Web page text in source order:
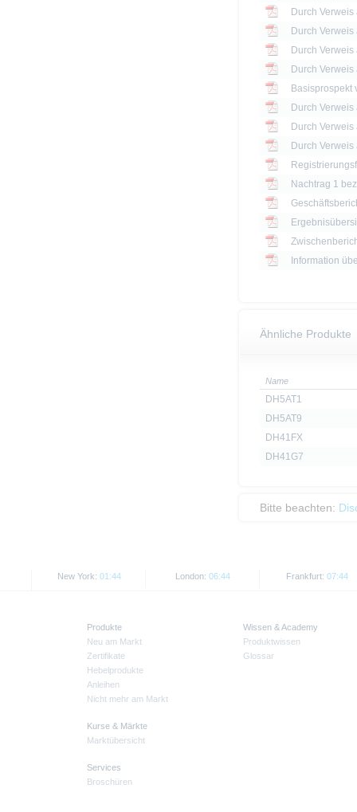
Basisprospekt
Nachtrag 1
Information
Ähnliche Produkte
Name
DH5AT1
DH5AT9
DH41FX
DH41G7
Bitte beachten:
New York: 01:44 London: 06:44 Frankfurt: 07:44
Produkte
Neu am Markt
Zertifikate
Hebelprodukte
Anleihen
Nicht mehr am Markt
Kurse & Märkte
Marktübersicht
Services
Broschüren
Wissen & Academy
Produktwissen
Glossar